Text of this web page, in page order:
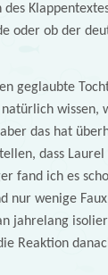
oder ob der
geglaubte
wissen,
das hat
dass
fand ich es
nur wenige
jahrelang
Reaktion